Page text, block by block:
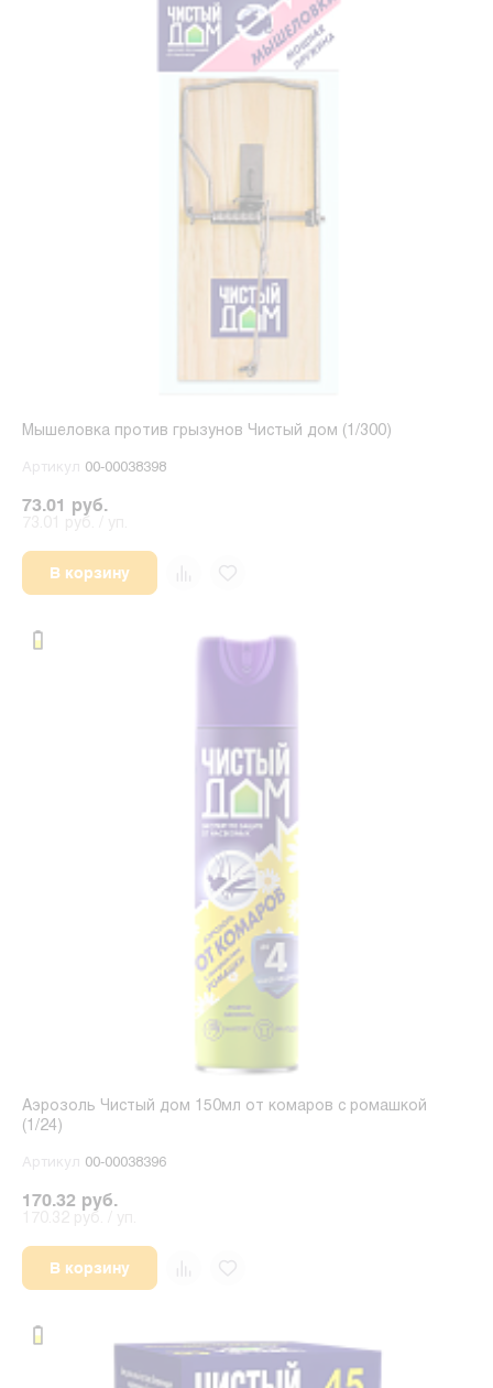
Мышеловка против грызунов Чистый дом (1/300)
Артикул 00-00038398
73.01 руб.
В корзину
Аэрозоль Чистый дом 150мл от комаров с ромашкой
(1/24)
Артикул 00-00038396
170.32 руб.
В корзину